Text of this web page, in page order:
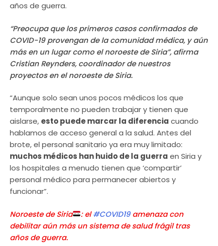
años de guerra.
“Preocupa que los primeros casos confirmados de
COVID-19 provengan de la comunidad médica, y aún
más en un lugar como el noroeste de Siria”, afirma
Cristian Reynders, coordinador de nuestros
proyectos en el noroeste de Siria.
“Aunque solo sean unos pocos médicos los que
temporalmente no pueden trabajar y tienen que
aislarse, esto puede marcar la diferencia cuando
hablamos de acceso general a la salud. Antes del
brote, el personal sanitario ya era muy limitado:
muchos médicos han huido de la guerra en Siria y
los hospitales a menudo tienen que ‘compartir’
personal médico para permanecer abiertos y
funcionar”.
Noroeste de Siria : el#COVID19amenaza con
debilitar aún más un sistema de salud frágil tras
años de guerra.